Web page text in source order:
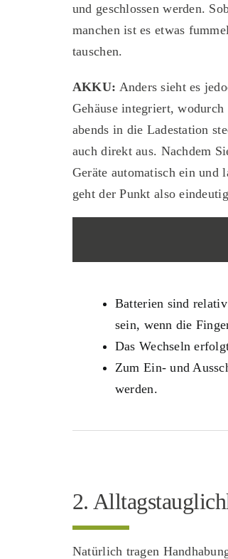
und geschlossen werden.
manchen ist es etwas
tauschen.
AKKU: Anders sieht es
Gehäuse integriert,
abends in die Ladestation
auch direkt aus. Nachdem
Geräte auto­matisch ein und
geht der Punkt also
Batterien sind
sein, wenn die
Das Wechseln
Zum Ein- und
werden.
2.
Natürlich tragen